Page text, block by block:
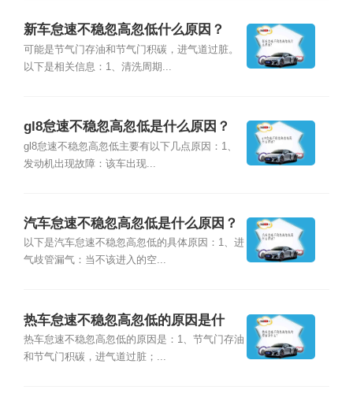
新车怠速不稳忽高忽低什么原因？
可能是节气门存油和节气门积碳，进气道过脏。
以下是相关信息：1、清洗周期...
gl8怠速不稳忽高忽低是什么原因？
gl8怠速不稳忽高忽低主要有以下几点原因：1、
发动机出现故障：该车出现...
汽车怠速不稳忽高忽低是什么原因？
以下是汽车怠速不稳忽高忽低的具体原因：1、进
气歧管漏气：当不该进入的空...
热车怠速不稳忽高忽低的原因是什
么？
热车怠速不稳忽高忽低的原因是：1、节气门存油
和节气门积碳，进气道过脏；...